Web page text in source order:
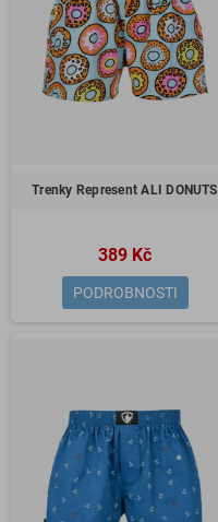
Trenky Represent ALI DONUTS
389 Kč
PODROBNOSTI